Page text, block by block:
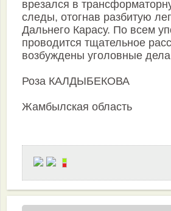
врезался в
следы, отогнав разбитую
Дальнего Карасу. По всем
проводится тщательное
возбуждены уголовные
Роза КАЛДЫБЕКОВА
Жамбылская область